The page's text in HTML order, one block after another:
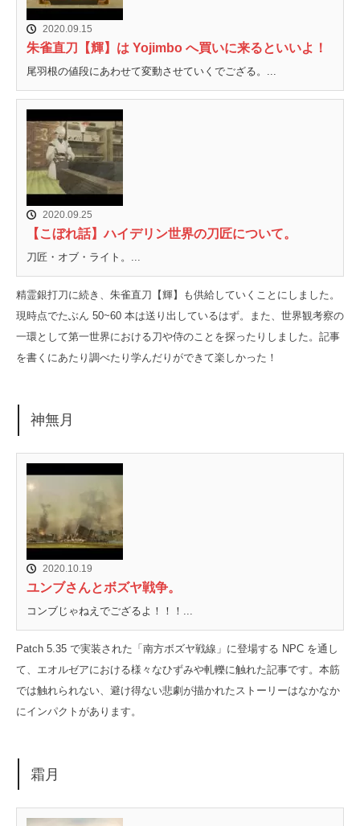
2020.09.15
朱雀直刀【輝】は Yojimbo へ買いに来るといいよ！
尾羽根の値段にあわせて変動させていくでござる。...
2020.09.25
【こぼれ話】ハイデリン世界の刀匠について。
刀匠・オブ・ライト。...
精霊銀打刀に続き、朱雀直刀【輝】も供給していくことにしました。
現時点でたぶん 50~60 本は送り出しているはず。また、世界観考察の
一環として第一世界における刀や侍のことを探ったりしました。記事
を書くにあたり調べたり学んだりができて楽しかった！
神無月
2020.10.19
ユンブさんとボズヤ戦争。
コンブじゃねえでござるよ！！！...
Patch 5.35 で実装された「南方ボズヤ戦線」に登場する NPC を通し
て、エオルゼアにおける様々なひずみや軋轢に触れた記事です。本筋
では触れられない、避け得ない悲劇が描かれたストーリーはなかなか
にインパクトがあります。
霜月